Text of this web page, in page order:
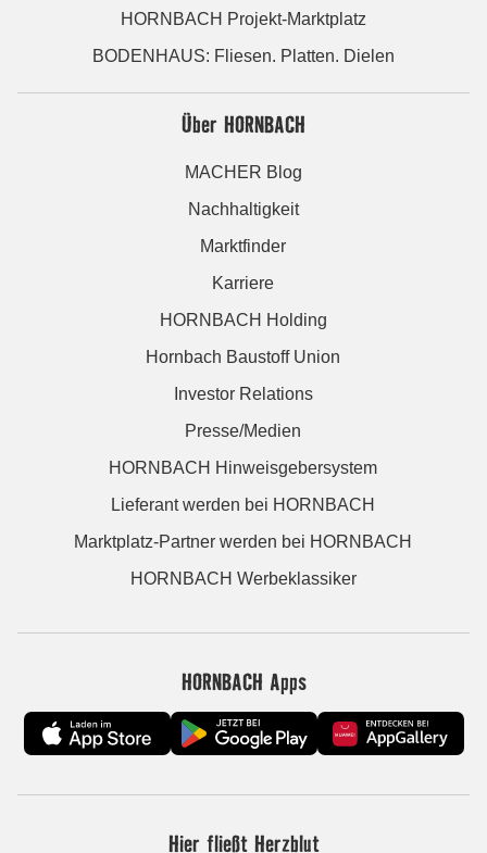
HORNBACH Projekt-Marktplatz
BODENHAUS: Fliesen. Platten. Dielen
Über HORNBACH
MACHER Blog
Nachhaltigkeit
Marktfinder
Karriere
HORNBACH Holding
Hornbach Baustoff Union
Investor Relations
Presse/Medien
HORNBACH Hinweisgebersystem
Lieferant werden bei HORNBACH
Marktplatz-Partner werden bei HORNBACH
HORNBACH Werbeklassiker
HORNBACH Apps
Hier fließt Herzblut